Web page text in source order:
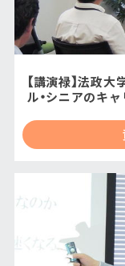
【講演禄】法政
ル・シニアのキ